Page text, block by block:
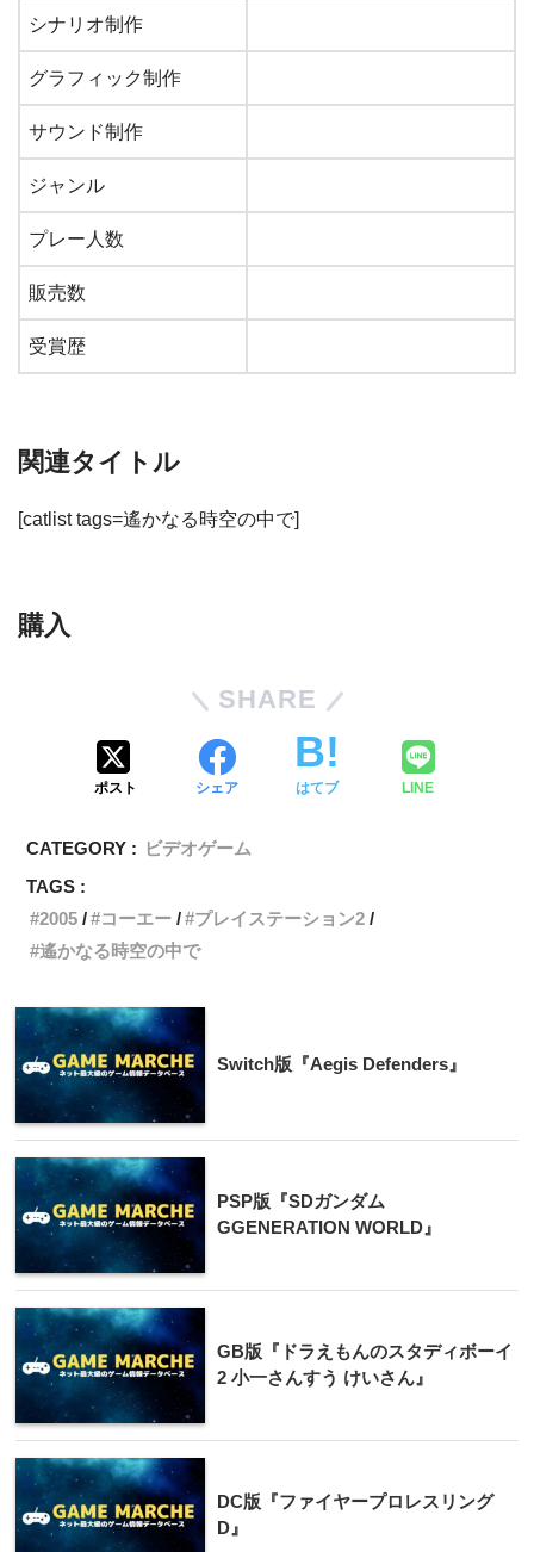
シナリオ制作
グラフィック制作
サウンド制作
ジャンル
プレー人数
販売数
受賞歴
関連タイトル
[catlist tags=遙かなる時空の中で]
購入
SHARE
ポスト シェア はてブ LINE
CATEGORY : ビデオゲーム
TAGS :
2005
コーエー
プレイステーション2
遙かなる時空の中で
Switch版『Aegis Defenders』
PSP版『SDガンダム
GGENERATION WORLD』
GB版『ドラえもんのスタディボーイ
2 小一さんすう けいさん』
DC版『ファイヤープロレスリング
D』